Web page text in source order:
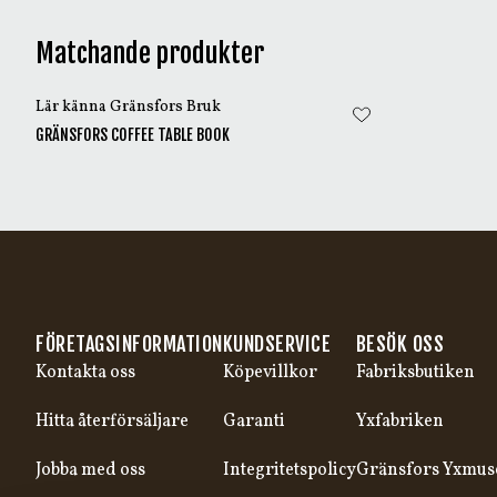
Matchande produkter
Lär känna Gränsfors Bruk
GRÄNSFORS COFFEE TABLE BOOK
FÖRETAGSINFORMATION
Kontakta oss
Hitta återförsäljare
Jobba med oss
KUNDSERVICE
Köpevillkor
Garanti
Integritetspolicy
BESÖK OSS
Fabriksbutiken
Yxfabriken
Gränsfors